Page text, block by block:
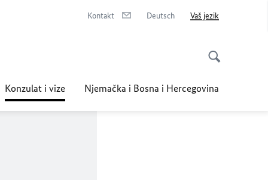
Kontakt Deutsch Vaš jezik
Konzulat i vize Njemačka i Bosna i Hercegovina